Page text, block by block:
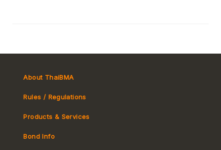
About ThaiBMA
Rules / Regulations
Products & Services
Bond Info